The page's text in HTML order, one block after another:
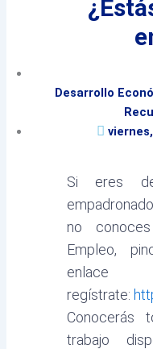
Desarrollo
Si eres
no
Empleo,
regístrate:
Conocerás
trabajo